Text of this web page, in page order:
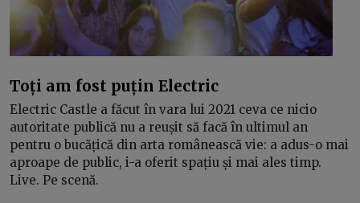
Toți am fost puțin Electric
Electric Castle a făcut în vara lui 2021 ceva ce nicio
autoritate publică nu a reușit să facă în ultimul an
pentru o bucățică din arta românească vie: a adus-o mai
aproape de public, i-a oferit spațiu și mai ales timp.
Live. Pe scenă.